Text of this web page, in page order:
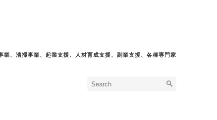
、清掃事業、起業支援、人材育成支援、副業支援、各種専門家